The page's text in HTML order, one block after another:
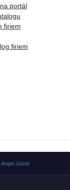
portál
firiem
firiem
Juicer